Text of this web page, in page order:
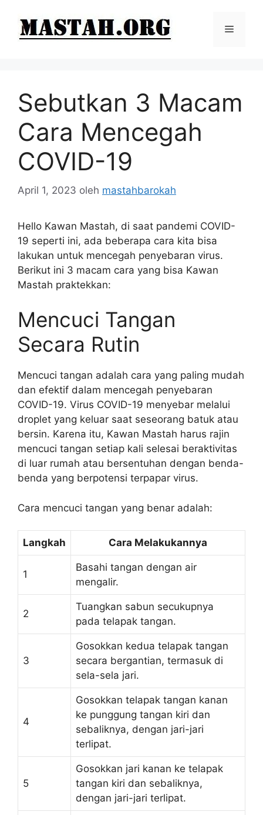
Menu
Sebutkan 3 Macam
Cara Mencegah
COVID-19
April 1, 2023 oleh mastahbarokah
Hello Kawan Mastah, di saat pandemi COVID-
19 seperti ini, ada beberapa cara kita bisa
lakukan untuk mencegah penyebaran virus.
Berikut ini 3 macam cara yang bisa Kawan
Mastah praktekkan:
Mencuci Tangan
Secara Rutin
Mencuci tangan adalah cara yang paling mudah
dan efektif dalam mencegah penyebaran
COVID-19. Virus COVID-19 menyebar melalui
droplet yang keluar saat seseorang batuk atau
bersin. Karena itu, Kawan Mastah harus rajin
mencuci tangan setiap kali selesai beraktivitas
di luar rumah atau bersentuhan dengan benda-
benda yang berpotensi terpapar virus.
Cara mencuci tangan yang benar adalah:
Langkah Cara Melakukannya
1
Basahi tangan dengan air
mengalir.
2
Tuangkan sabun secukupnya
pada telapak tangan.
3
Gosokkan kedua telapak tangan
secara bergantian, termasuk di
sela-sela jari.
4
Gosokkan telapak tangan kanan
ke punggung tangan kiri dan
sebaliknya, dengan jari-jari
terlipat.
5
Gosokkan jari kanan ke telapak
tangan kiri dan sebaliknya,
dengan jari-jari terlipat.